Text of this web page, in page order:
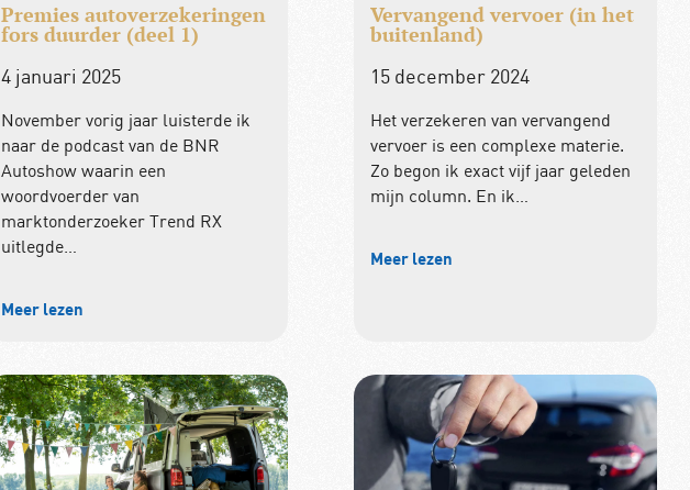
Premies autoverzekeringen
fors duurder (deel 1)
4 januari 2025
November vorig jaar luisterde ik
naar de podcast van de BNR
Autoshow waarin een
woordvoerder van
marktonderzoeker Trend RX
uitlegde…
Meer lezen
Vervangend vervoer (in het
buitenland)
15 december 2024
Het verzekeren van vervangend
vervoer is een complexe materie.
Zo begon ik exact vijf jaar geleden
mijn column. En ik…
Meer lezen